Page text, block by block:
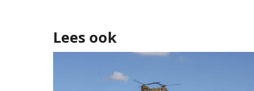
Lees ook